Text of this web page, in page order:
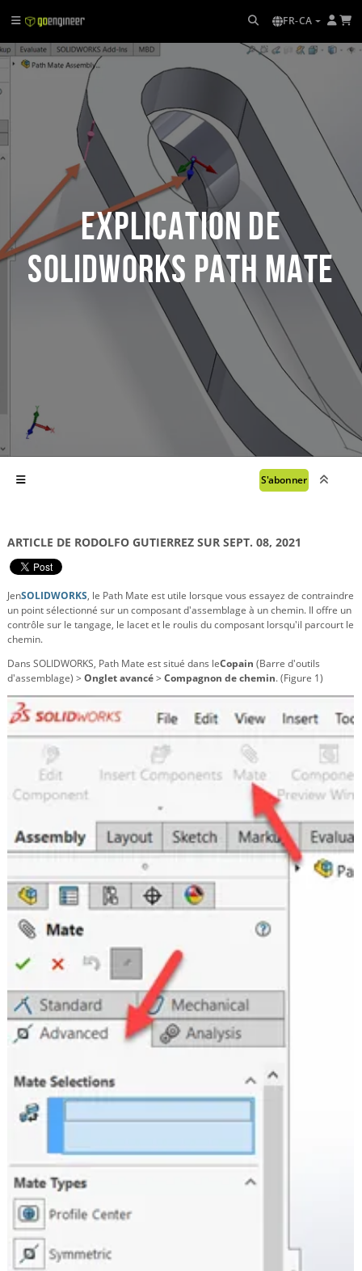
FR-CA
Explication de
SOLIDWORKS Path Mate
S'abonner
ARTICLE DE RODOLFO GUTIERREZ SUR SEPT. 08, 2021
JenSOLIDWORKS, le Path Mate est utile lorsque vous essayez de contraindre
un point sélectionné sur un composant d'assemblage à un chemin. Il offre un
contrôle sur le tangage, le lacet et le roulis du composant lorsqu'il parcourt le
chemin.
Dans SOLIDWORKS, Path Mate est situé dans leCopain (Barre d'outils
d'assemblage) > Onglet avancé> Compagnon de chemin. (Figure 1)